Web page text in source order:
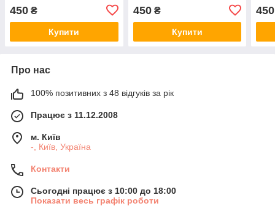
450 ₴
Купити
450₴
Купити
450
Про нас
100% позитивних з 48 відгуків за рік
Працює з 11.12.2008
м. Київ
-, Київ, Україна
Контакти
Сьогодні працює з 10:00 до 18:00
Показати весь графік роботи